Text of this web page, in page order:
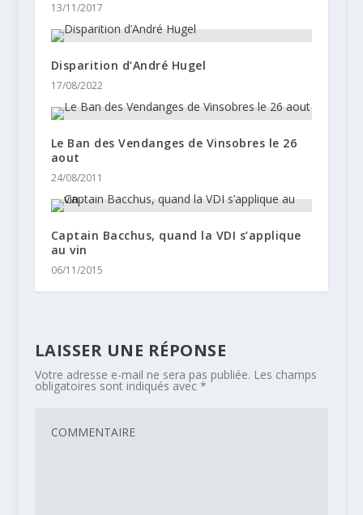
13/11/2017
Disparition d’André Hugel
17/08/2022
Le Ban des Vendanges de Vinsobres le 26
aout
24/08/2011
Captain Bacchus, quand la VDI s’applique
au vin
06/11/2015
LAISSER UNE RÉPONSE
Votre adresse e-mail ne sera pas publiée. Les champs
obligatoires sont indiqués avec *